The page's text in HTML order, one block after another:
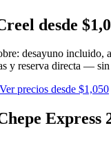
desde
desayuno incluido,
y reserva directa —
Ver precios desde $1,050
Express